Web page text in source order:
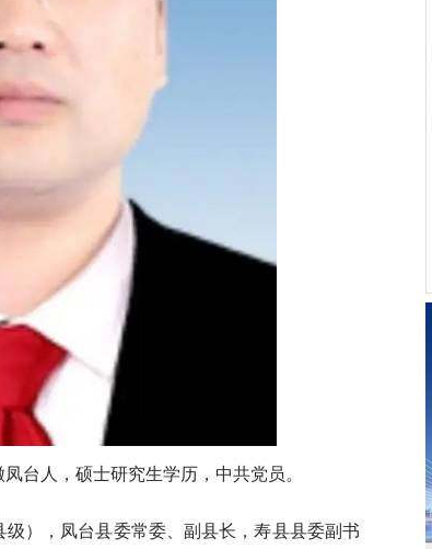
台人，硕士研究生学历，中共党员。
），凤台县委常委、副县长，寿县县委副书